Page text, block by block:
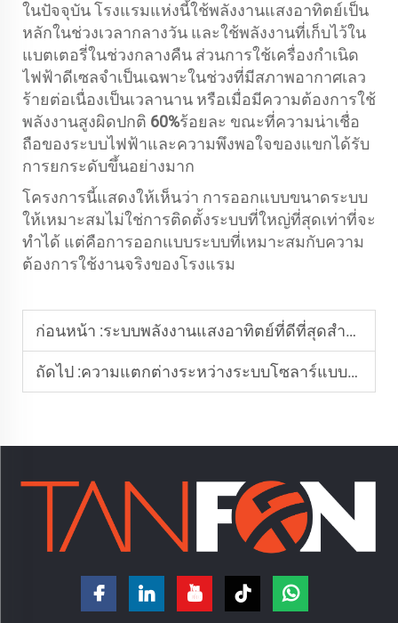
ในปัจจุบัน โรงแรมแห่งนี้ใช้พลังงานแสงอาทิตย์เป็น
หลักในช่วงเวลากลางวัน และใช้พลังงานที่เก็บไว้ใน
แบตเตอรี่ในช่วงกลางคืน ส่วนการใช้เครื่องกำเนิด
ไฟฟ้าดีเซลจำเป็นเฉพาะในช่วงที่มีสภาพอากาศเลว
ร้ายต่อเนื่องเป็นเวลานาน หรือเมื่อมีความต้องการใช้
พลังงานสูงผิดปกติ 60%ร้อยละ ขณะที่ความน่าเชื่อ
ถือของระบบไฟฟ้าและความพึงพอใจของแขกได้รับ
การยกระดับขึ้นอย่างมาก
โครงการนี้แสดงให้เห็นว่า การออกแบบขนาดระบบ
ให้เหมาะสมไม่ใช่การติดตั้งระบบที่ใหญ่ที่สุดเท่าที่จะ
ทำได้ แต่คือการออกแบบระบบที่เหมาะสมกับความ
ต้องการใช้งานจริงของโรงแรม
ก่อนหน้า :ระบบพลังงานแสงอาทิตย์ที่ดีที่สุดสำหรับโรงแรมในแอฟริกาคืออะไร
ถัดไป :ความแตกต่างระหว่างระบบโซลาร์แบบเชื่อมต่อกับโครงข่ายไฟฟ้าและแบบไม่เชื่อมต่อกับโครงข่ายไฟฟ้าคืออะไร